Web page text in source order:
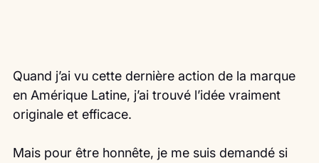
Quand j’ai vu cette dernière action de la marque
en Amérique Latine, j’ai trouvé l’idée vraiment
originale et efficace.
Mais pour être honnête, je me suis demandé si